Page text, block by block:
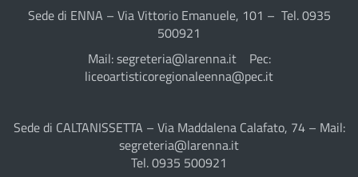
Sede di ENNA – Via Vittorio Emanuele, 101 – Tel. 0935
500921
Mail: segreteria@larenna.it Pec:
liceoartisticoregionaleenna@pec.it
Sede di CALTANISSETTA – Via Maddalena Calafato, 74 – Mail:
segreteria@larenna.it
Tel. 0935 500921